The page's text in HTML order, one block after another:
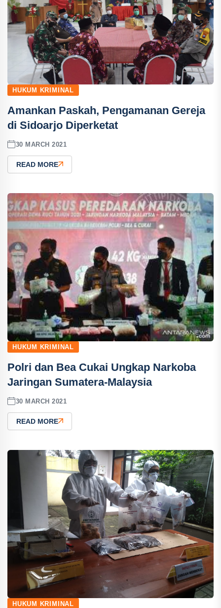
HUKUM KRIMINAL
Amankan Paskah, Pengamanan Gereja
di Sidoarjo Diperketat
30 MARCH 2021
READ MORE
HUKUM KRIMINAL
Polri dan Bea Cukai Ungkap Narkoba
Jaringan Sumatera-Malaysia
30 MARCH 2021
READ MORE
HUKUM KRIMINAL